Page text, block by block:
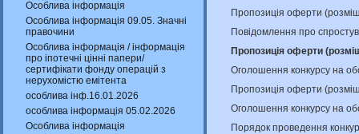
Особлива інформація
Особлива інформація 09.05. Значні
правочини
Особлива інформація / інформація
про іпотечні цінні папери/
сертифікати фонду операцій з
нерухомістю емітента
особлива інф.16.01.2026
особлива інформація 05.02.2026
Особлива інформація
Пропозиція оферти
Повідомлення про
Пропозиція оферти
Оголошення конкурсу на
Пропозиція оферти
Оголошення конкурсу на
Порядок проведення